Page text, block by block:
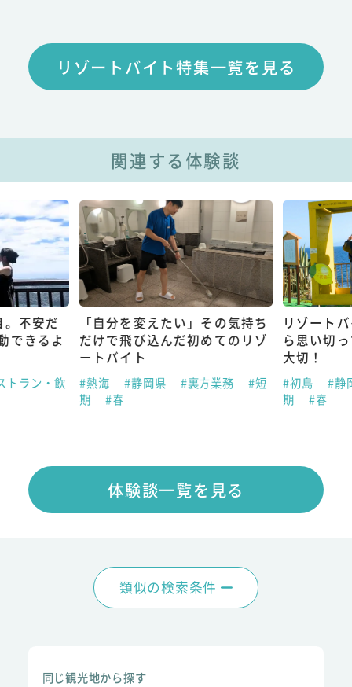
リゾートバイト特集一覧を見る
関連する体験談
不安だ
できるよ
トラン・飲
「自分を変えたい」その気持ち
だけで飛び込んだ初めてのリゾ
ートバイト
#熱海 #静岡県 #裏方業務
#短
期
#春
リゾート
ら思い切
大切！
#初島
#静
期
#春
体験談一覧を見る
類似の検索条件
同じ観光地から探す